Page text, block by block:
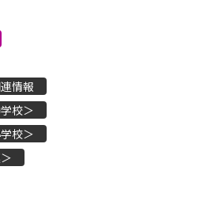
情報
校＞
校＞